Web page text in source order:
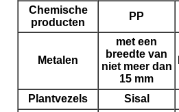
Chemische
producten
PP
Metalen
met een
breedte van
niet meer dan
15 mm
Plantvezels Sisal